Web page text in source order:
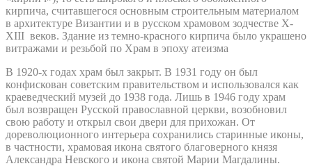
кирпича, считавшегося основным строительным материалом
в архитектуре Византии и в русском храмовом зодчестве X-
XIII веков. Здание из темно-красного кирпича было украшено
витражами и резьбой по Храм в эпоху атеизма
В 1920-х годах храм был закрыт. В 1931 году он был
конфискован советским правительством и использовался как
краеведческий музей до 1938 года. Лишь в 1946 году храм
был возвращен Русской православной церкви, возобновил
свою работу и открыл свои двери для прихожан. От
дореволюционного интерьера сохранились старинные иконы,
в частности, храмовая икона святого благоверного князя
Александра Невского и икона святой Марии Магдалины.